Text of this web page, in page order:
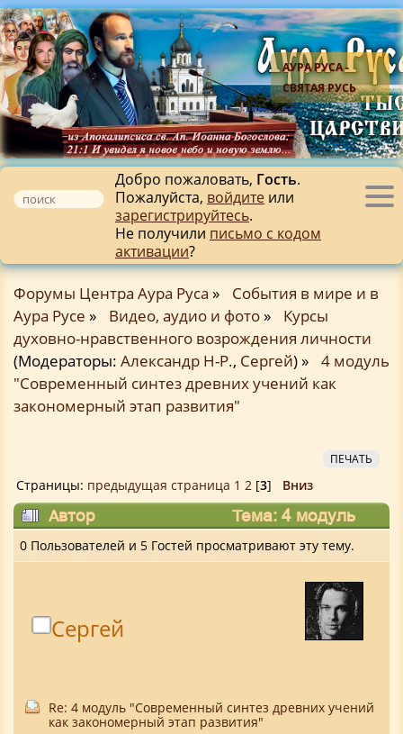
АУРА РУСА -
СВЯТАЯ РУСЬ
Добро пожаловать, Гость.
Пожалуйста, войдите или
зарегистрируйтесь.
Не получили письмо с кодом
активации?
Форумы Центра Аура Руса »
События в мире и в
Аура Русе » Видео, аудио и фото»
Курсы
духовно-нравственного возрождения личности
(Модераторы: Александр Н-Р., Сергей) »
4 модуль
"Современный синтез древних учений как
закономерный этап развития"
ПЕЧАТЬ
Страницы: предыдущая страница 1 2 [3] Вниз
Автор
Тема: 4 модуль
"Современный синтез древних учений как
закономерный этап развития" (Прочитано
0 Пользователей и 5 Гостей просматривают эту тему.
Сергей
Re: 4 модуль "Современный синтез древних учений
как закономерный этап развития"